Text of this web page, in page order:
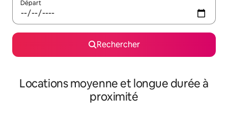
Départ
Rechercher
Locations moyenne et longue durée à
proximité